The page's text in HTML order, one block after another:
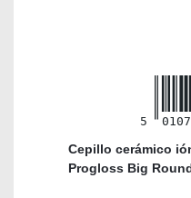
5
Cepillo cerámico
Progloss Big